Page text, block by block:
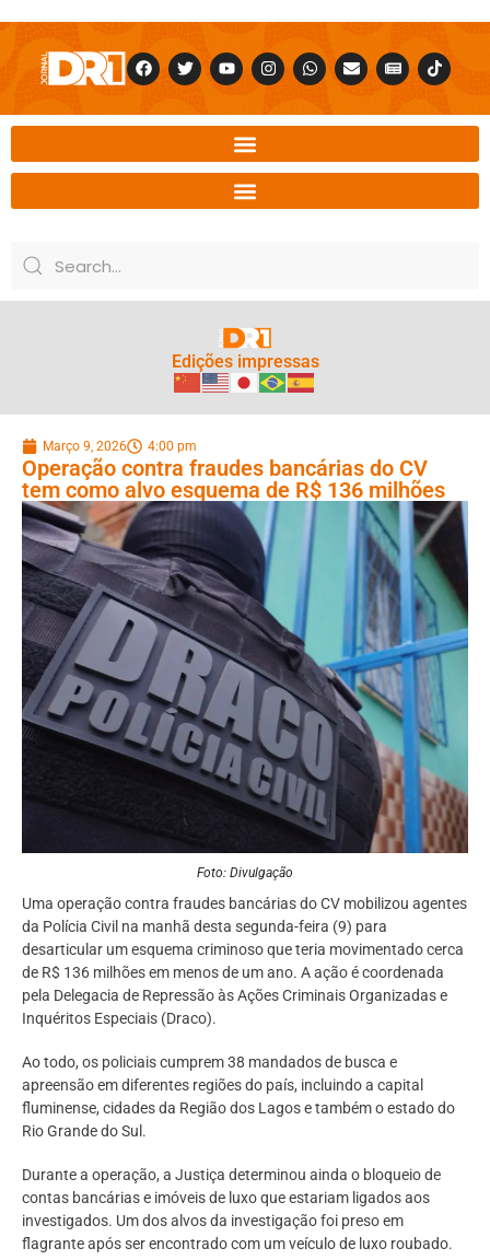
Edições impressas
Março 9, 2026 4:00 pm
Operação contra fraudes bancárias do CV
tem como alvo esquema de R$ 136 milhões
Foto: Divulgação
Uma operação contra fraudes bancárias do CV mobilizou agentes
da Polícia Civil na manhã desta segunda-feira (9) para
desarticular um esquema criminoso que teria movimentado cerca
de R$ 136 milhões em menos de um ano. A ação é coordenada
pela Delegacia de Repressão às Ações Criminais Organizadas e
Inquéritos Especiais (Draco).
Ao todo, os policiais cumprem 38 mandados de busca e
apreensão em diferentes regiões do país, incluindo a capital
fluminense, cidades da Região dos Lagos e também o estado do
Rio Grande do Sul.
Durante a operação, a Justiça determinou ainda o bloqueio de
contas bancárias e imóveis de luxo que estariam ligados aos
investigados. Um dos alvos da investigação foi preso em
flagrante após ser encontrado com um veículo de luxo roubado.